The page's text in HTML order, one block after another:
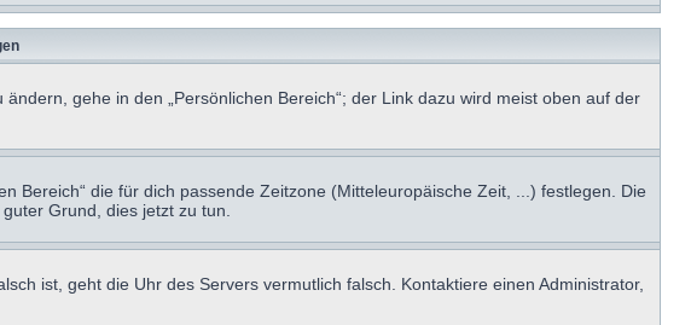
gehe in den „Persönlichen Bereich“; der Link dazu wird meist oben auf der
Bereich“ die für dich passende Zeitzone (Mitteleuropäische Zeit, ...) festlegen. Die
Grund, dies jetzt zu tun.
ist, geht die Uhr des Servers vermutlich falsch. Kontaktiere einen Administrator,